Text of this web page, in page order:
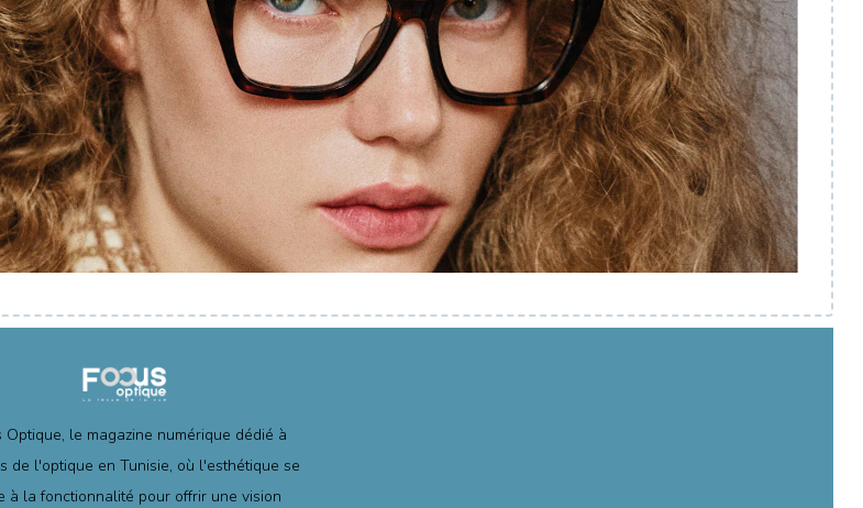
Optique, le magazine numérique dédié à
de l'optique en Tunisie, où l'esthétique se
à la fonctionnalité pour offrir une vision